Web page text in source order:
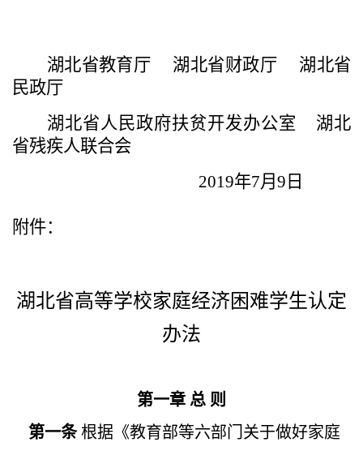
湖北省教育厅 湖北省财政厅 湖北省
民政厅
湖北省人民政府扶贫开发办公室 湖北
省残疾人联合会
2019年7月9日
附件：
湖北省高等学校家庭经济困难学生认定
办法
第一章 总 则
第一条 根据《教育部等六部门关于做好家庭